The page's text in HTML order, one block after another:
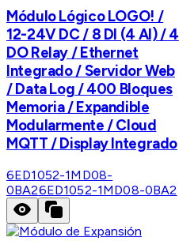
Módulo Lógico LOGO! /
12-24V DC / 8 DI (4 AI) / 4
DO Relay / Ethernet
Integrado / Servidor Web
/ Data Log / 400 Bloques
Memoria / Expandible
Modularmente / Cloud
MQTT / Display Integrado
6ED1052-1MD08-
0BA26ED1052-1MD08-0BA2